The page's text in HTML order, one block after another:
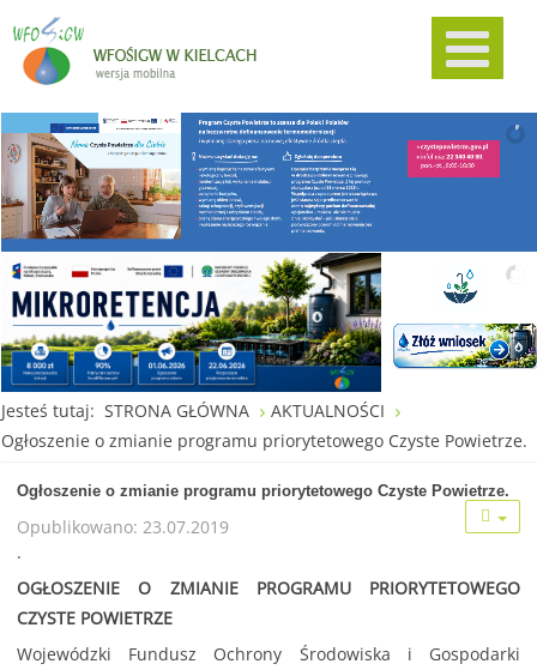
Jesteś tutaj: STRONA GŁÓWNA
AKTUALNOŚCI
Ogłoszenie o zmianie programu priorytetowego Czyste Powietrze.
Ogłoszenie o zmianie programu priorytetowego Czyste Powietrze.
Opublikowano: 23.07.2019
.
OGŁOSZENIE O ZMIANIE PROGRAMU PRIORYTETOWEGO
CZYSTE POWIETRZE
Wojewódzki Fundusz Ochrony Środowiska i Gospodarki